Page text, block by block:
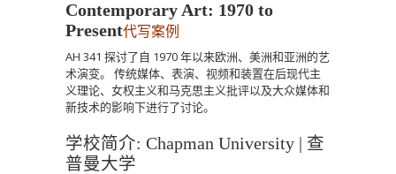
Contemporary Art: 1970 to
Present代写案例
AH 341 探讨了自 1970 年以来欧洲、美洲和亚洲的艺
术演变。 传统媒体、表演、视频和装置在后现代主
义理论、女权主义和马克思主义批评以及大众媒体和
新技术的影响下进行了讨论。
学校简介: Chapman University | 查
普曼大学